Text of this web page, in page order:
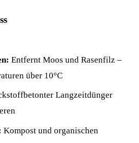
Entfernt Moos und Rasenfilz –
über 10°C
Langzeitdünger
Kompost und organischen